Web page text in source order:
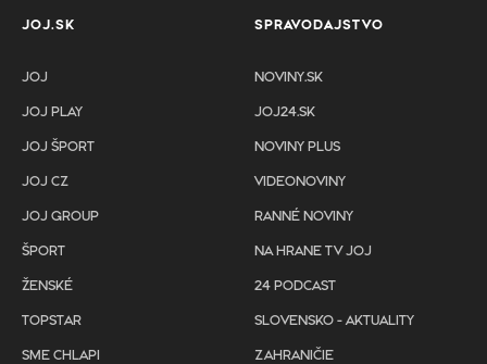
JOJ.SK
JOJ
JOJ PLAY
JOJ ŠPORT
JOJ CZ
JOJ GROUP
ŠPORT
ŽENSKÉ
TOPSTAR
SME CHLAPI
SPRAVODAJSTVO
NOVINY.SK
JOJ24.SK
NOVINY PLUS
VIDEONOVINY
RANNÉ NOVINY
NA HRANE TV JOJ
24 PODCAST
SLOVENSKO - AKTUALITY
ZAHRANIČIE